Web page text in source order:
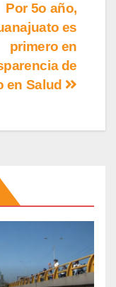
Por 5o año,
es
primero en
de
en Salud